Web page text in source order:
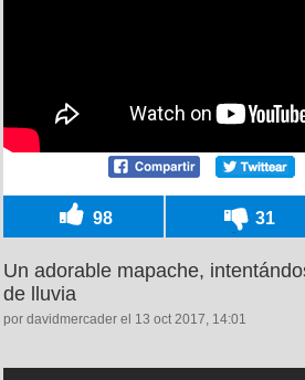
98 31
Un adorable mapache,
de lluvia
por davidmercader el 13 oct 2017, 14:01